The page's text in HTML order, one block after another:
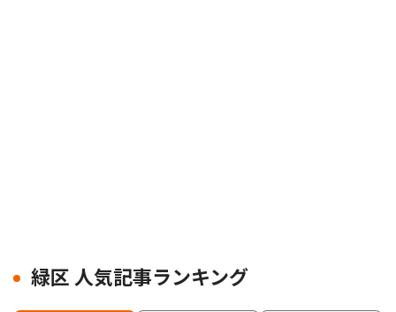
緑区 人気記事ランキング